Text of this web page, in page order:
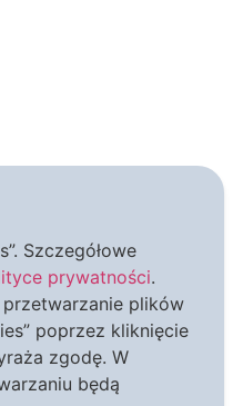
Szczegółowe
prywatności.
plików
poprzez kliknięcie
zgodę. W
będą